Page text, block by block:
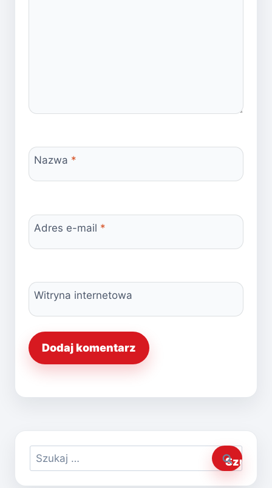
Nazwa *
Adres e-mail *
Witryna internetowa
Szukaj: